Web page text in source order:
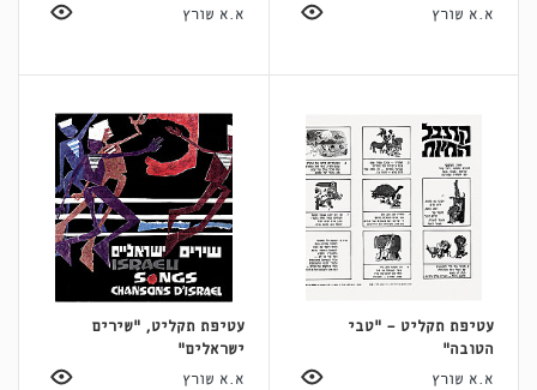
א.א שורץ
א.א שורץ
עטיפת תקליט - "טבי
הטובה"
א.א שורץ
עטיפת תקליט, "שירים
ישראלים"
א.א שורץ